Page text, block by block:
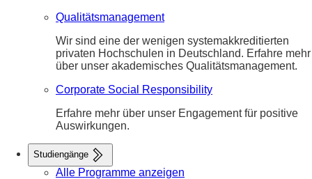
Qualitätsmanagement
Wir sind eine der wenigen systemakkreditierten
privaten Hochschulen in Deutschland. Erfahre mehr
über unser akademisches Qualitätsmanagement.
Corporate Social Responsibility
Erfahre mehr über unser Engagement für positive
Auswirkungen.
Studiengänge
Alle Programme anzeigen